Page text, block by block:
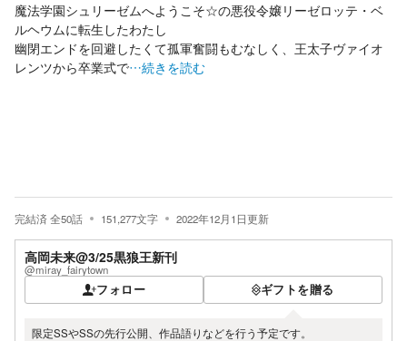
魔法学園シュリーゼムへようこそ☆の悪役令嬢リーゼロッテ・ベ
ルヘウムに転生したわたし
幽閉エンドを回避したくて孤軍奮闘もむなしく、王太子ヴァイオ
レンツから卒業式で…続きを読む
完結済全50話 151,277文字 2022年12月1日更新
高岡未来@3/25黒狼王新刊
@miray_fairytown
フォロー ギフトを贈る
限定SSやSSの先行公開、作品語りなどを行う予定です。